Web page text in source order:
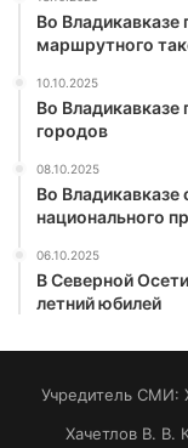
Во
маршрутного
10.10.2025
Во
городов
08.10.2025
Во
национального
06.10.2025
В Северной
летний юбилей
Учредитель СМИ:
Хaчeтлoв B. B.